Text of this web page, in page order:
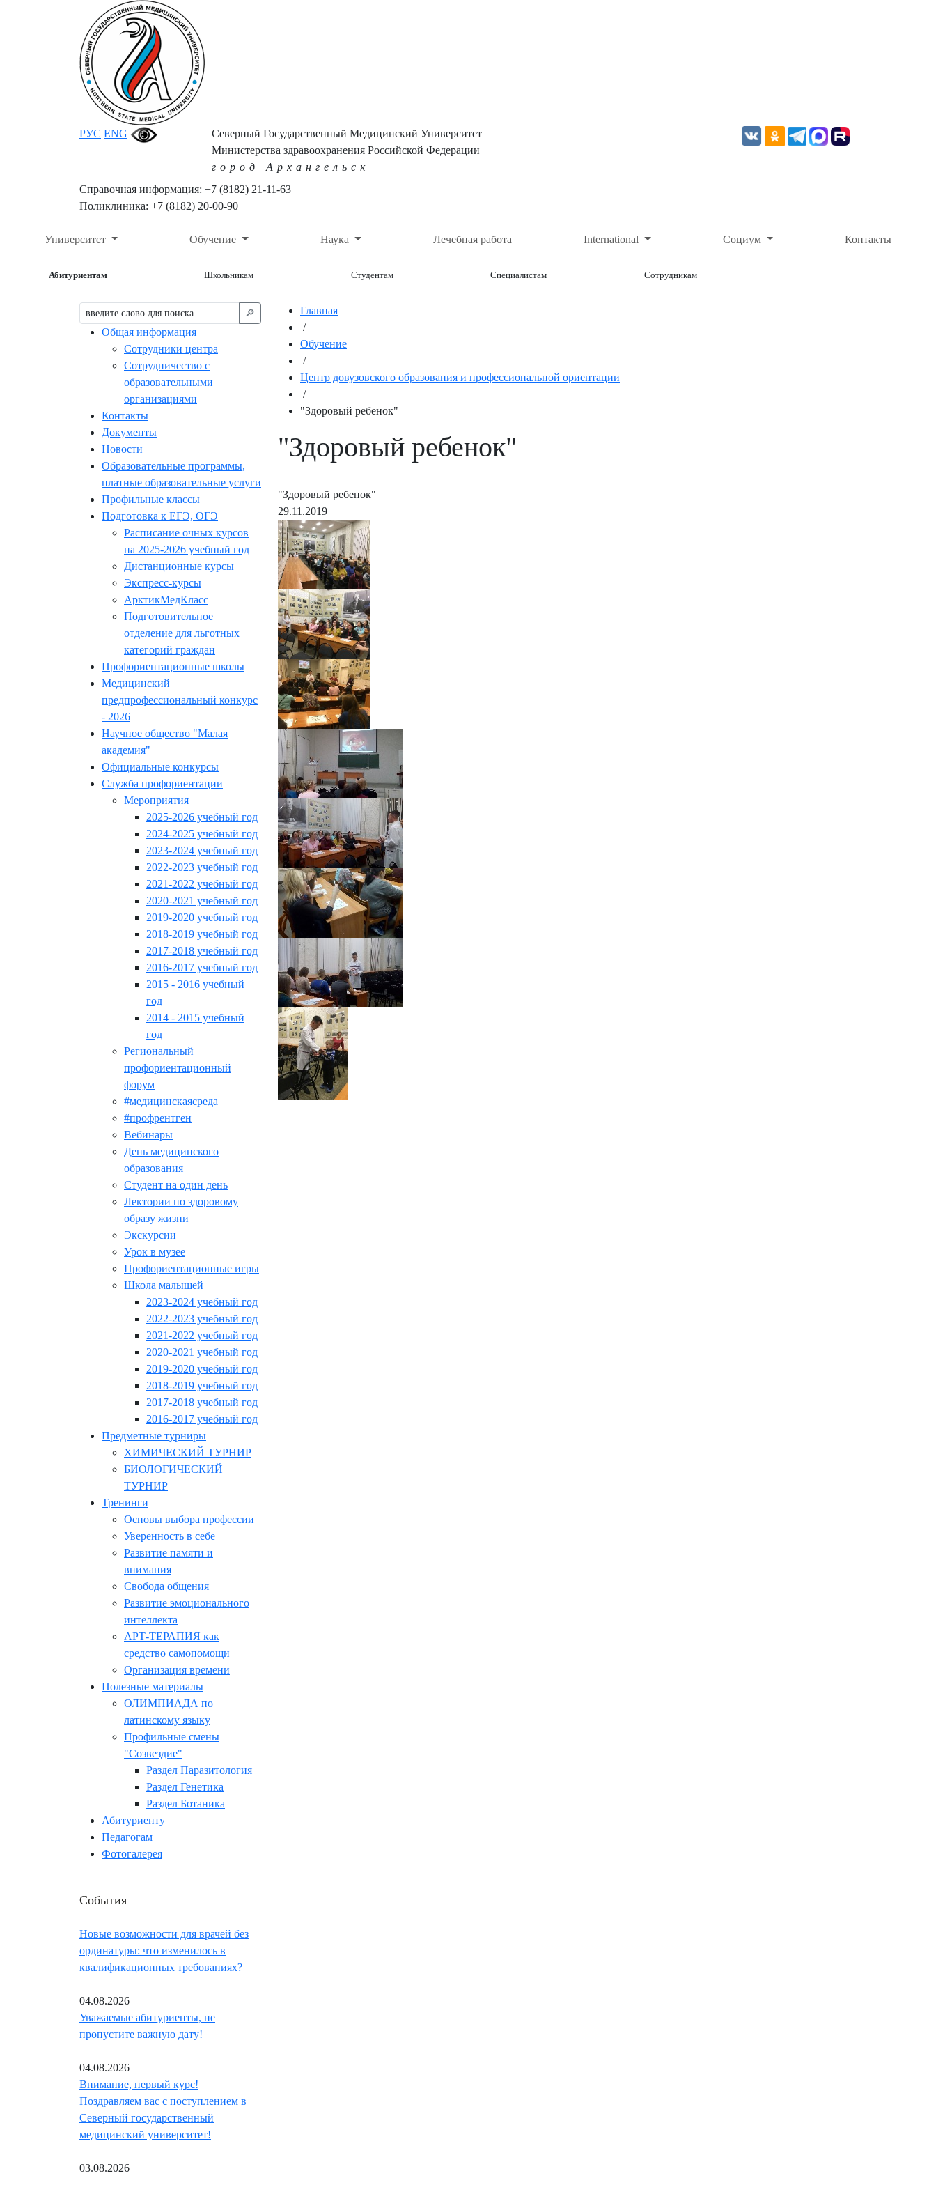
РУС ENG
Северный Государственный Медицинский Университет
Министерства здравоохранения Российской Федерации
город Архангельск
Справочная информация: +7 (8182) 21-11-63
Поликлиника: +7 (8182) 20-00-90
Университет Обучение Наука Лечебная работа International Социум Контакты
Абитуриентам Школьникам Студентам Специалистам Сотрудникам
🔎︎
Общая информация
Сотрудники центра
Сотрудничество с
образовательными
организациями
Контакты
Документы
Новости
Образовательные программы,
платные образовательные услуги
Профильные классы
Подготовка к ЕГЭ, ОГЭ
Расписание очных курсов
на 2025-2026 учебный год
Дистанционные курсы
Экспресс-курсы
АрктикМедКласс
Подготовительное
отделение для льготных
категорий граждан
Профориентационные школы
Медицинский
предпрофессиональный конкурс
- 2026
Научное общество "Малая
академия"
Официальные конкурсы
Служба профориентации
Мероприятия
2025-2026 учебный год
2024-2025 учебный год
2023-2024 учебный год
2022-2023 учебный год
2021-2022 учебный год
2020-2021 учебный год
2019-2020 учебный год
2018-2019 учебный год
2017-2018 учебный год
2016-2017 учебный год
2015 - 2016 учебный
год
2014 - 2015 учебный
год
Региональный
профориентационный
форум
#медицинскаясреда
#профрентген
Вебинары
День медицинского
образования
Студент на один день
Лектории по здоровому
образу жизни
Экскурсии
Урок в музее
Профориентационные игры
Школа малышей
2023-2024 учебный год
2022-2023 учебный год
2021-2022 учебный год
2020-2021 учебный год
2019-2020 учебный год
2018-2019 учебный год
2017-2018 учебный год
2016-2017 учебный год
Предметные турниры
ХИМИЧЕСКИЙ ТУРНИР
БИОЛОГИЧЕСКИЙ
ТУРНИР
Тренинги
Основы выбора профессии
Уверенность в себе
Развитие памяти и
внимания
Свобода общения
Развитие эмоционального
интеллекта
АРТ-ТЕРАПИЯ как
средство самопомощи
Организация времени
Полезные материалы
ОЛИМПИАДА по
латинскому языку
Профильные смены
"Созвездие"
Раздел Паразитология
Раздел Генетика
Раздел Ботаника
Абитуриенту
Педагогам
Фотогалерея
События
Новые возможности для врачей без
ординатуры: что изменилось в
квалификационных требованиях?
04.08.2026
Уважаемые абитуриенты, не
пропустите важную дату!
04.08.2026
Внимание, первый курс!
Поздравляем вас с поступлением в
Северный государственный
медицинский университет!
03.08.2026
Главная
/
Обучение
/
Центр довузовского образования и профессиональной ориентации
/
"Здоровый ребенок"
"Здоровый ребенок"
"Здоровый ребенок"
29.11.2019